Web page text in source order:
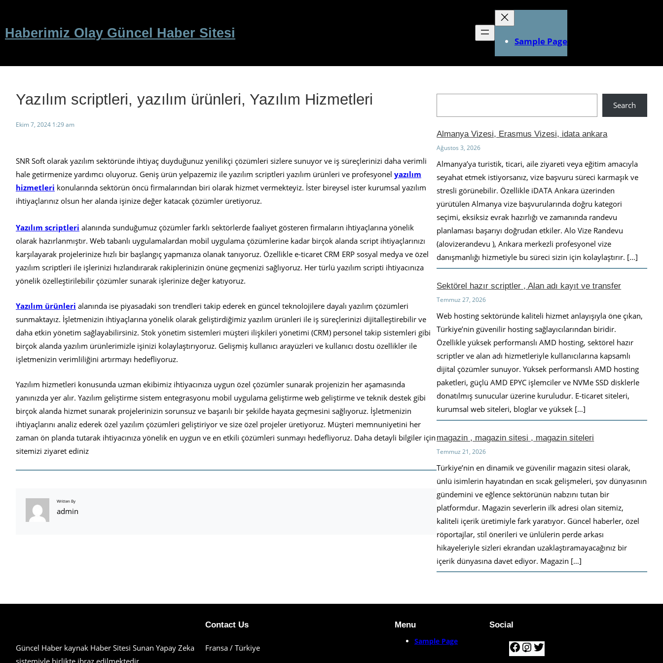
Haberimiz Olay Güncel Haber Sitesi
Sample Page
Yazılım scriptleri, yazılım ürünleri, Yazılım Hizmetleri
Ekim 7, 2024 1:29 am
SNR Soft olarak yazılım sektöründe ihtiyaç duyduğunuz yenilikçi çözümleri sizlere sunuyor ve iş süreçlerinizi daha verimli
hale getirmenize yardımcı oluyoruz. Geniş ürün yelpazemiz ile yazılım scriptleri yazılım ürünleri ve profesyonel yazılım
hizmetleri konularında sektörün öncü firmalarından biri olarak hizmet vermekteyiz. İster bireysel ister kurumsal yazılım
ihtiyaçlarınız olsun her alanda işinize değer katacak çözümler üretiyoruz.
Yazılım scriptleri alanında sunduğumuz çözümler farklı sektörlerde faaliyet gösteren firmaların ihtiyaçlarına yönelik
olarak hazırlanmıştır. Web tabanlı uygulamalardan mobil uygulama çözümlerine kadar birçok alanda script ihtiyaçlarınızı
karşılayarak projelerinize hızlı bir başlangıç yapmanıza olanak tanıyoruz. Özellikle e-ticaret CRM ERP sosyal medya ve özel
yazılım scriptleri ile işlerinizi hızlandırarak rakiplerinizin önüne geçmenizi sağlıyoruz. Her türlü yazılım scripti ihtiyacınıza
yönelik özelleştirilebilir çözümler sunarak işlerinize değer katıyoruz.
Yazılım ürünleri alanında ise piyasadaki son trendleri takip ederek en güncel teknolojilere dayalı yazılım çözümleri
sunmaktayız. İşletmenizin ihtiyaçlarına yönelik olarak geliştirdiğimiz yazılım ürünleri ile iş süreçlerinizi dijitalleştirebilir ve
daha etkin yönetim sağlayabilirsiniz. Stok yönetim sistemleri müşteri ilişkileri yönetimi (CRM) personel takip sistemleri gibi
birçok alanda yazılım ürünlerimizle işinizi kolaylaştırıyoruz. Gelişmiş kullanıcı arayüzleri ve kullanıcı dostu özellikler ile
işletmenizin verimliliğini artırmayı hedefliyoruz.
Yazılım hizmetleri konusunda uzman ekibimiz ihtiyacınıza uygun özel çözümler sunarak projenizin her aşamasında
yanınızda yer alır. Yazılım geliştirme sistem entegrasyonu mobil uygulama geliştirme web geliştirme ve teknik destek gibi
birçok alanda hizmet sunarak projelerinizin sorunsuz ve başarılı bir şekilde hayata geçmesini sağlıyoruz. İşletmenizin
ihtiyaçlarını analiz ederek özel yazılım çözümleri geliştiriyor ve size özel projeler üretiyoruz. Müşteri memnuniyetini her
zaman ön planda tutarak ihtiyacınıza yönelik en uygun ve en etkili çözümleri sunmayı hedefliyoruz. Daha detayli bilgiler için
sitemizi ziyaret ediniz
Written By
admin
Search
Almanya Vizesi, Erasmus Vizesi, idata ankara
Ağustos 3, 2026
Almanya’ya turistik, ticari, aile ziyareti veya eğitim amacıyla
seyahat etmek istiyorsanız, vize başvuru süreci karmaşık ve
stresli görünebilir. Özellikle iDATA Ankara üzerinden
yürütülen Almanya vize başvurularında doğru kategori
seçimi, eksiksiz evrak hazırlığı ve zamanında randevu
planlaması başarıyı doğrudan etkiler. Alo Vize Randevu
(alovizerandevu ), Ankara merkezli profesyonel vize
danışmanlığı hizmetiyle bu süreci sizin için kolaylaştırır. […]
Sektörel hazır scriptler , Alan adı kayıt ve transfer
Temmuz 27, 2026
Web hosting sektöründe kaliteli hizmet anlayışıyla öne çıkan,
Türkiye’nin güvenilir hosting sağlayıcılarından biridir.
Özellikle yüksek performanslı AMD hosting, sektörel hazır
scriptler ve alan adı hizmetleriyle kullanıcılarına kapsamlı
dijital çözümler sunuyor. Yüksek performanslı AMD hosting
paketleri, güçlü AMD EPYC işlemciler ve NVMe SSD disklerle
donatılmış sunucular üzerine kuruludur. E-ticaret siteleri,
kurumsal web siteleri, bloglar ve yüksek […]
magazin , magazin sitesi , magazin siteleri
Temmuz 21, 2026
Türkiye’nin en dinamik ve güvenilir magazin sitesi olarak,
ünlü isimlerin hayatından en sıcak gelişmeleri, şov dünyasının
gündemini ve eğlence sektörünün nabzını tutan bir
platformdur. Magazin severlerin ilk adresi olan sitemiz,
kaliteli içerik üretimiyle fark yaratıyor. Güncel haberler, özel
röportajlar, stil önerileri ve ünlülerin perde arkası
hikayeleriyle sizleri ekrandan uzaklaştıramayacağınız bir
içerik dünyasına davet ediyor. Magazin […]
Güncel Haber kaynak Haber Sitesi Sunan Yapay Zeka
Contact Us
Fransa / Türkiye
Menu
Sample Page
Social
F
a
n
w